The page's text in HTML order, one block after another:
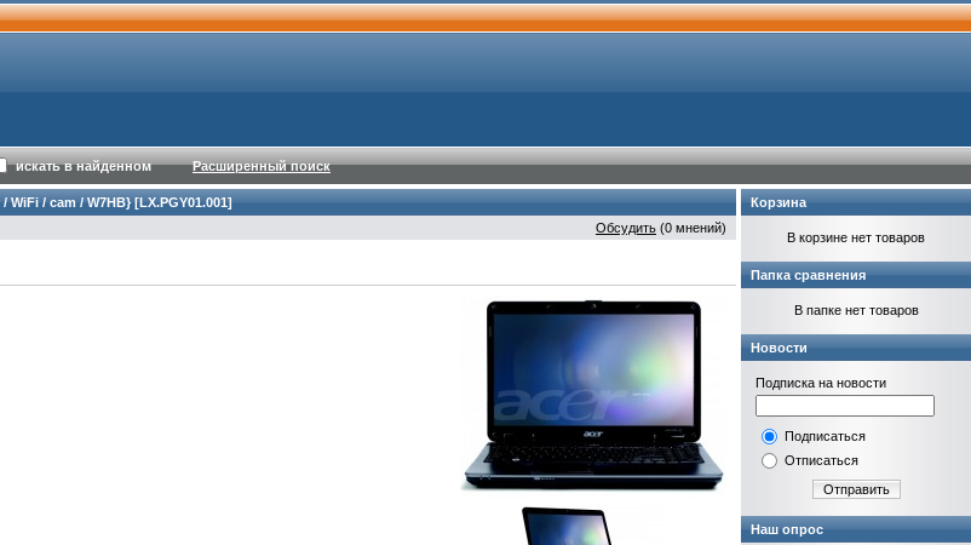
искать в найденном Расширенный поиск
WiFi / cam / W7HB} [LX.PGY01.001]
Обсудить (0 мнений)
Корзина
В корзине нет товаров
Папка сравнения
В папке нет товаров
Новости
Подписка на новости
Подписаться
Отписаться
Отправить
Наш опрос